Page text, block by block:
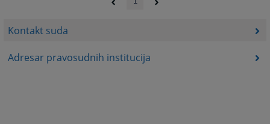
Kontakt suda
Adresar pravosudnih institucija